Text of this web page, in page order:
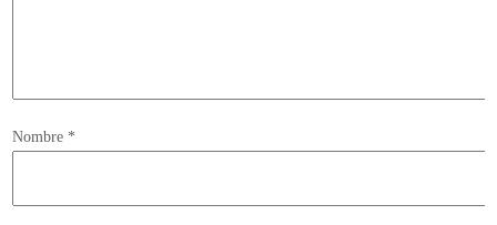
Nombre *